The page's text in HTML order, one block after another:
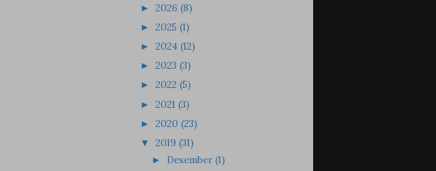
► 2026 (8)
► 2025 (1)
► 2024 (12)
► 2023 (3)
► 2022 (5)
► 2021 (3)
► 2020 (23)
▼ 2019 (31)
► Desember(1)